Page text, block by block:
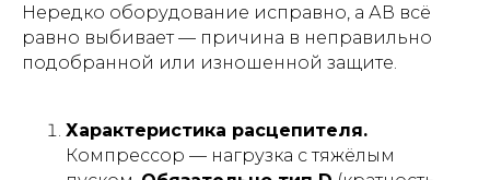
Нередко оборудование исправно, а АВ всё
равно выбивает — причина в неправильно
подобранной или изношенной защите.
Характеристика расцепителя.
Компрессор — нагрузка с тяжёлым